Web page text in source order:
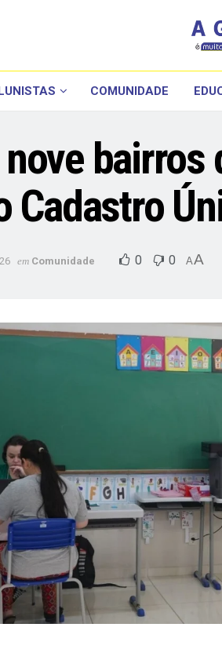
COMUNIDADE
bairros
Cadastro
em Comunidade 0 0 AA